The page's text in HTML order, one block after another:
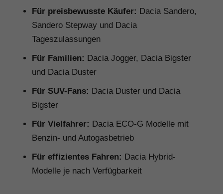
Für preisbewusste Käufer: Dacia Sandero,
Sandero Stepway und Dacia
Tageszulassungen
Für Familien: Dacia Jogger, Dacia Bigster
und Dacia Duster
Für SUV-Fans: Dacia Duster und Dacia
Bigster
Für Vielfahrer: Dacia ECO-G Modelle mit
Benzin- und Autogasbetrieb
Für effizientes Fahren: Dacia Hybrid-
Modelle je nach Verfügbarkeit